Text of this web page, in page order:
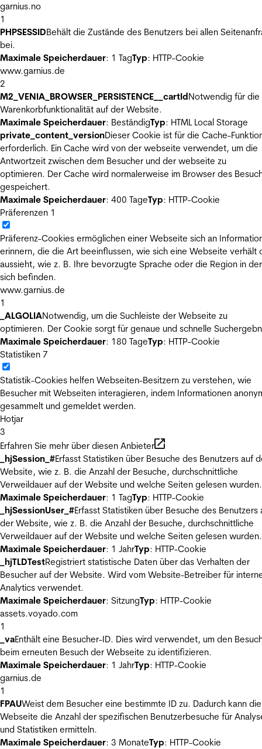
garnius.no
1
PHPSESSIDBehält die Zustände des Benutzers bei allen
bei.
Maximale Speicherdauer: 1 TagTyp: HTTP-Cookie
www.garnius.de
2
M2_VENIA_BROWSER_PERSISTENCE__cartIdNotwendig für die
Warenkorbfunktionalität auf der Website.
Maximale Speicherdauer: BeständigTyp: HTML Local Storage
private_content_versionDieser Cookie ist für die Cache-
erforderlich. Ein Cache wird von der webseite verwendet, um die
Antwortzeit zwischen dem Besucher und der webseite zu
optimieren. Der Cache wird normalerweise im Browser des
gespeichert.
Maximale Speicherdauer: 400 TageTyp: HTTP-Cookie
Präferenzen 1
Präferenz-Cookies ermöglichen einer Webseite sich an
erinnern, die die Art beeinflussen, wie sich eine Webseite verhält
aussieht, wie z. B. Ihre bevorzugte Sprache oder die Region in
sich befinden.
www.garnius.de
1
_ALGOLIANotwendig, um die Suchleiste der Webseite zu
optimieren. Der Cookie sorgt für genaue und schnelle
Maximale Speicherdauer: 180 TageTyp: HTTP-Cookie
Statistiken 7
Statistik-Cookies helfen Webseiten-Besitzern zu verstehen, wie
Besucher mit Webseiten interagieren, indem Informationen
gesammelt und gemeldet werden.
Hotjar
3
Erfahren Sie mehr über diesen Anbieter
_hjSession_#Erfasst Statistiken über Besuche des Benutzers auf
Website, wie z. B. die Anzahl der Besuche, durchschnittliche
Verweildauer auf der Website und welche Seiten gelesen wurden.
Maximale Speicherdauer: 1 TagTyp: HTTP-Cookie
_hjSessionUser_#Erfasst Statistiken über Besuche des Benutzers
der Website, wie z. B. die Anzahl der Besuche, durchschnittliche
Verweildauer auf der Website und welche Seiten gelesen wurden.
Maximale Speicherdauer: 1 JahrTyp: HTTP-Cookie
_hjTLDTestRegistriert statistische Daten über das Verhalten der
Besucher auf der Website. Wird vom Website-Betreiber für
Analytics verwendet.
Maximale Speicherdauer: SitzungTyp: HTTP-Cookie
assets.voyado.com
1
_vaEnthält eine Besucher-ID. Dies wird verwendet, um den
beim erneuten Besuch der Webseite zu identifizieren.
Maximale Speicherdauer: 1 JahrTyp: HTTP-Cookie
garnius.de
1
FPAUWeist dem Besucher eine bestimmte ID zu. Dadurch kann die
Webseite die Anzahl der spezifischen Benutzerbesuche für
und Statistiken ermitteln.
Maximale Speicherdauer: 3 MonateTyp: HTTP-Cookie